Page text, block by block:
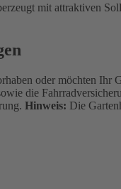
mit attraktiven
oder möchten Ihr
die
Hinweis: Die